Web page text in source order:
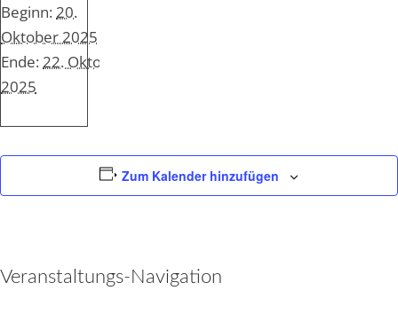
Beginn:20.
Oktober 2025
Ende:22. Oktober
2025
Zum Kalender hinzufügen
Veranstaltungs-Navigation